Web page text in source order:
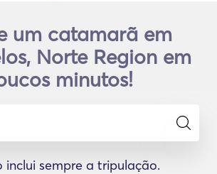
um catamarã em
Norte Region em
minutos!
inclui sempre a tripulação.